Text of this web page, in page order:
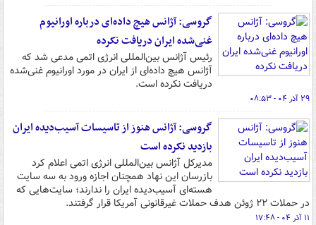
گروسی: آژانس هیچ داده‌ای درباره اورانیوم
غنی‌شده ایران دریافت نکرده
رئیس آژانس بین‌المللی انرژی اتمی مدعی شد که
آژانس هیچ داده‌ای از ایران در مورد اورانیوم غنی‌شده
دریافت نکرده است.
۲۹ آذر ۰۴ - ۰۸:۵۳
گروسی: آژانس هنوز از تاسیسات آسیب‌دیده ایران
بازدید نکرده است
مدیرکل آژانس بین‌المللی انرژی اتمی اعلام کرد
بازرسان این نهاد همچنان اجازه ورود به سه سایت
هسته‌ای آسیب‌دیده ایران را ندارند؛ سایت‌هایی که
در حملات ۲۲ ژوئن هدف حملات غیرقانونی آمریکا قرار گرفتند.
۱۱ آذر ۰۴ - ۱۷:۴۸